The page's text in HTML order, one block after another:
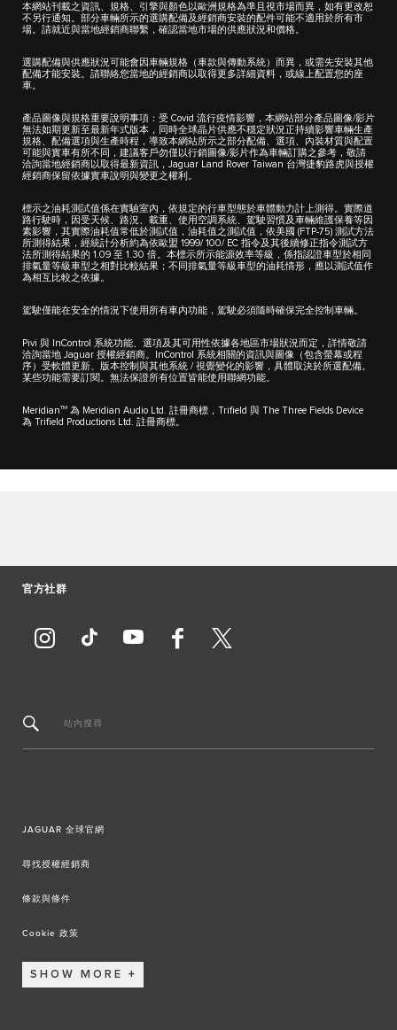
本網站刊載之資訊、規格、引擎與顏色以歐洲規格為準且視市場而異，如有更改恕
不另行通知。部分車輛所示的選購配備及經銷商安裝的配件可能不適用於所有市
場。請就近與當地經銷商聯繫，確認當地市場的供應狀況和價格。
選購配備與供應狀況可能會因車輛規格（車款與傳動系統）而異，或需先安裝其他
配備才能安裝。請聯絡您當地的經銷商以取得更多詳細資料，或線上配置您的座
車。
產品圖像與規格重要說明事項：受 Covid 流行疫情影響，本網站部分產品圖像/影片
無法如期更新至最新年式版本，同時全球晶片供應不穩定狀況正持續影響車輛生產
規格、配備選項與生產時程，導致本網站所示之部分配備、選項、內裝材質與配置
可能與實車有所不同，建議客戶勿僅以行銷圖像/影片作為車輛訂購之參考，敬請
洽詢當地經銷商以取得最新資訊，Jaguar Land Rover Taiwan 台灣捷豹路虎與授權
經銷商保留依據實車說明與變更之權利。
標示之油耗測試值係在實驗室內，依規定的行車型態於車體動力計上測得。實際道
路行駛時，因受天候、路況、載重、使用空調系統、駕駛習慣及車輛維護保養等因
素影響，其實際油耗值常低於測試值，油耗值之測試值，依美國 (FTP-75) 測試方法
所測得結果，經統計分析約為依歐盟 1999/ 100/ EC 指令及其後續修正指令測試方
法所測得結果的 1.09 至 1.30 倍。本標示所示能源效率等級，係指認證車型於相同
排氣量等級車型之相對比較結果；不同排氣量等級車型的油耗情形，應以測試值作
為相互比較之依據。
駕駛僅能在安全的情況下使用所有車內功能，駕駛必須隨時確保完全控制車輛。
Pivi 與 InControl 系統功能、選項及其可用性依據各地區市場狀況而定，詳情敬請
洽詢當地 Jaguar 授權經銷商。InControl 系統相關的資訊與圖像（包含螢幕或程
序）受軟體更新、版本控制與其他系統 / 視覺變化的影響，具體取決於所選配備。
某些功能需要訂閱。無法保證所有位置皆能使用聯網功能。
MeridianTM 為 Meridian Audio Ltd. 註冊商標，Trifield 與 The Three Fields Device
為 Trifield Productions Ltd. 註冊商標。
官方社群
站內搜尋
JAGUAR 全球官網
尋找授權經銷商
條款與條件
Cookie 政策
SHOW MORE